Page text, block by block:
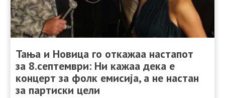
Тања и Новица го откажаа настапот
за 8.септември: Ни кажаа дека е
концерт за фолк емисија, а не настан
за партиски цели